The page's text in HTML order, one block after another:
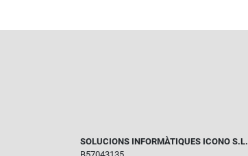
SOLUCIONS INFORMÀTIQUES ICONO S.L.